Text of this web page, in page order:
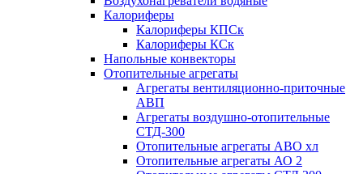
Калориферы
Калориферы КПСк
Калориферы КСк
Напольные конвекторы
Отопительные агрегаты
Агрегаты вентиляционно-приточные
АВП
Агрегаты воздушно-отопительные
СТД-300
Отопительные агрегаты АВО хл
Отопительные агрегаты АО 2